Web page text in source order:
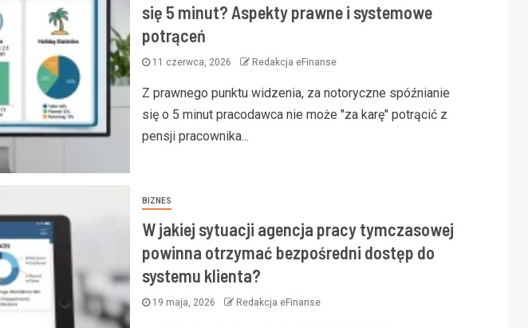
się 5 minut? Aspekty prawne i systemowe
potrąceń
11 czerwca, 2026 Redakcja eFinanse
Z prawnego punktu widzenia, za notoryczne spóźnianie
się o 5 minut pracodawca nie może "za karę" potrącić z
pensji pracownika...
BIZNES
W jakiej sytuacji agencja pracy tymczasowej
powinna otrzymać bezpośredni dostęp do
systemu klienta?
19 maja, 2026 Redakcja eFinanse
FINANSE
Dlaczego warto powierzyć
aranżację wnętrza
doświadczonemu projektantowi?